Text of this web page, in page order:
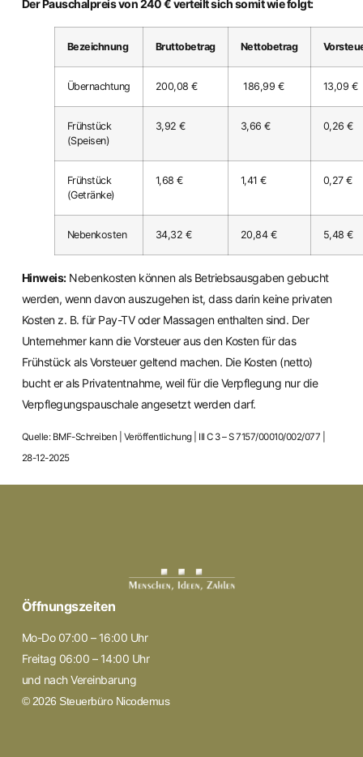
Der Pauschalpreis von 240 € verteilt sich somit wie folgt:
Bezeichnung Bruttobetrag Nettobetrag
Übernachtung 200,08 € 186,99 € 13,09 €
Frühstück
(Speisen)
3,92 € 3,66 € 0,26 €
Frühstück
(Getränke)
1,68 € 1,41 € 0,27 €
Nebenkosten 34,32 € 20,84 € 5,48 €
Hinweis:Nebenkosten können als Betriebsausgaben gebucht
werden, wenn davon auszugehen ist, dass darin keine privaten
Kosten z. B. für Pay-TV oder Massagen enthalten sind. Der
Unternehmer kann die Vorsteuer aus den Kosten für das
Frühstück als Vorsteuer geltend machen. Die Kosten (netto)
bucht er als Privatentnahme, weil für die Verpflegung nur die
Verpflegungspauschale angesetzt werden darf.
Quelle: BMF-Schreiben | Veröffentlichung | III C 3 – S 7157/00010/002/077 |
28-12-2025
Öffnungszeiten
Mo-Do 07:00 – 16:00 Uhr
Freitag 06:00 – 14:00 Uhr
und nach Vereinbarung
© 2026 Steuerbüro Nicodemus